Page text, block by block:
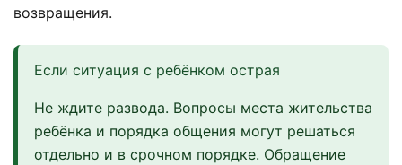
возвращения.
Если ситуация с ребёнком острая
Не ждите развода. Вопросы места жительства
ребёнка и порядка общения могут решаться
отдельно и в срочном порядке. Обращение